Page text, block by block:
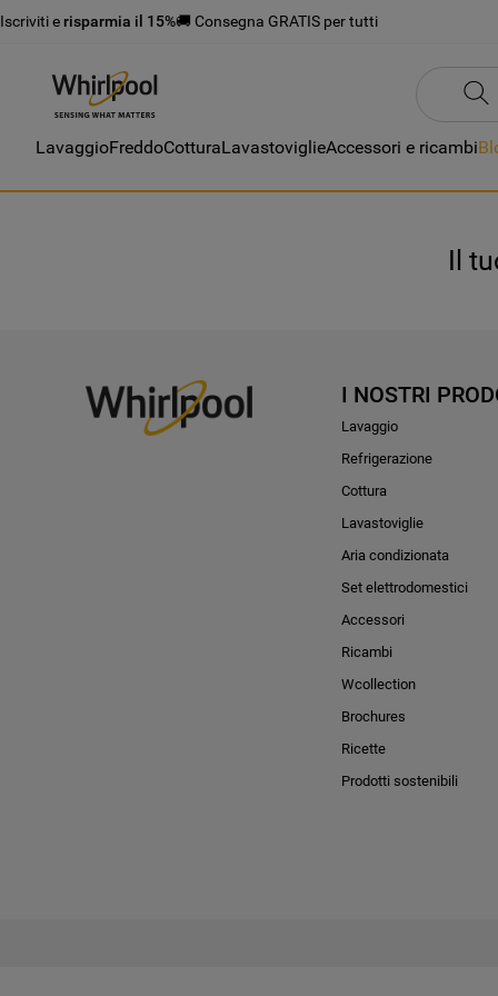
Iscriviti e risparmia il 15%🚚 Consegna GRATIS per tutti
LavaggioFreddoCotturaLavastoviglieAccessori e ricambi
Il
I NOSTRI
Lavaggio
Refrigerazione
Cottura
Lavastoviglie
Aria condizionata
Set elettrodomestici
Accessori
Ricambi
Wcollection
Brochures
Ricette
Prodotti sostenibili